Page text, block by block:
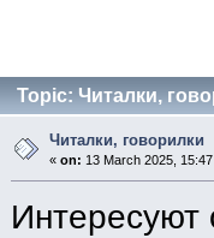
Topic: Читалки,
Читалки, говорилки
«on: 13 March 2025,